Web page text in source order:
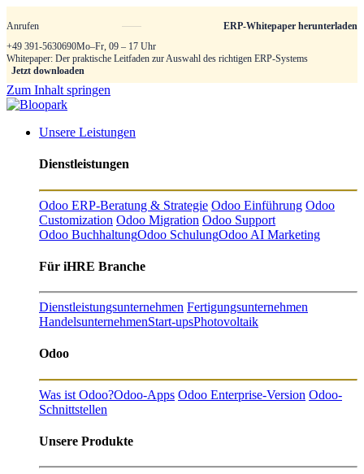
Anrufen
ERP-Whitepaper herunterladen
+49 391-5630690Mo–Fr, 09 – 17 Uhr
Whitepaper: Der praktische Leitfaden zur Auswahl des richtigen ERP-Systems
Jetzt downloaden
Zum Inhalt springen
Unsere Leistungen
Dienstleistungen
Odoo ERP-Beratung & Strategie Odoo Einführung Odoo
Customization Odoo Migration Odoo Support
Odoo BuchhaltungOdoo SchulungOdoo AI Marketing
Für iHRE Branche
Dienstleistungsunternehmen Fertigungsunternehmen
HandelsunternehmenStart-upsPhotovoltaik
Odoo
Was ist Odoo?Odoo-Apps Odoo Enterprise-Version Odoo-
Schnittstellen
Unsere Produkte